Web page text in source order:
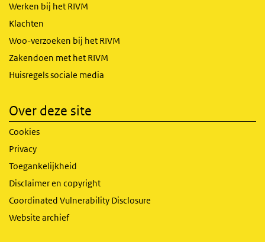
Werken bij het RIVM
Klachten
Woo-verzoeken bij het RIVM
Zakendoen met het RIVM
Huisregels sociale media
Over deze site
Cookies
Privacy
Toegankelijkheid
Disclaimer en copyright
Coordinated Vulnerability Disclosure
Website archief